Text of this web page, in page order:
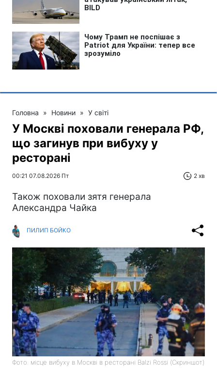
Головна » Новини » У світі
У Москві поховали генерала РФ,
що загинув при вибуху у
ресторані
00:21 07.08.2026 Пт 2 хв
Також поховали зятя генерала
Александра Чайка
ПИЛИП БОЙКО
Фото: місце вибуху в Москві в ресторані Balzi Rossi (Скриншот)